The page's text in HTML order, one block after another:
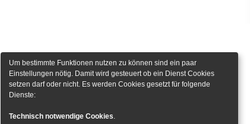
Um bestimmte Funktionen nutzen zu können sind ein paar
Einstellungen nötig. Damit wird gesteuert ob ein Dienst Cookies
setzen darf oder nicht. Es werden Cookies gesetzt für folgende
Dienste:
Technisch notwendige Cookies.